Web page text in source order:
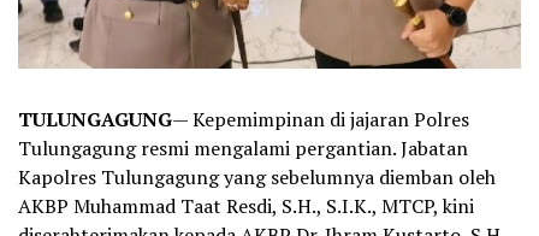
TULUNGAGUNG— Kepemimpinan di jajaran Polres
Tulungagung resmi mengalami pergantian. Jabatan
Kapolres Tulungagung yang sebelumnya diemban oleh
AKBP Muhammad Taat Resdi, S.H., S.I.K., MTCP, kini